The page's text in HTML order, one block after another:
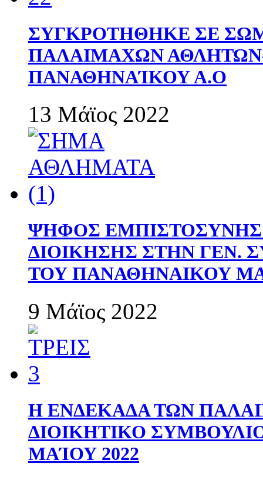
ΣΥΓΚΡΟΤΗΘΗΚΕ ΣΕ
ΠΑΛΑΙΜΑΧΩΝ
ΠΑΝΑΘΗΝΑΊΚΟΥ Α.Ο
13 Μάϊος 2022
ΨΗΦΟΣ
ΔΙΟΙΚΗΣΗΣ ΣΤΗΝ ΓΕΝ.
ΤΟΥ ΠΑΝΑΘΗΝΑΙΚΟΥ
9 Μάϊος 2022
Η ΕΝΔΕΚΑΔΑ ΤΩΝ
ΔΙΟΙΚΗΤΙΚΟ
ΜΑΊΟΥ 2022